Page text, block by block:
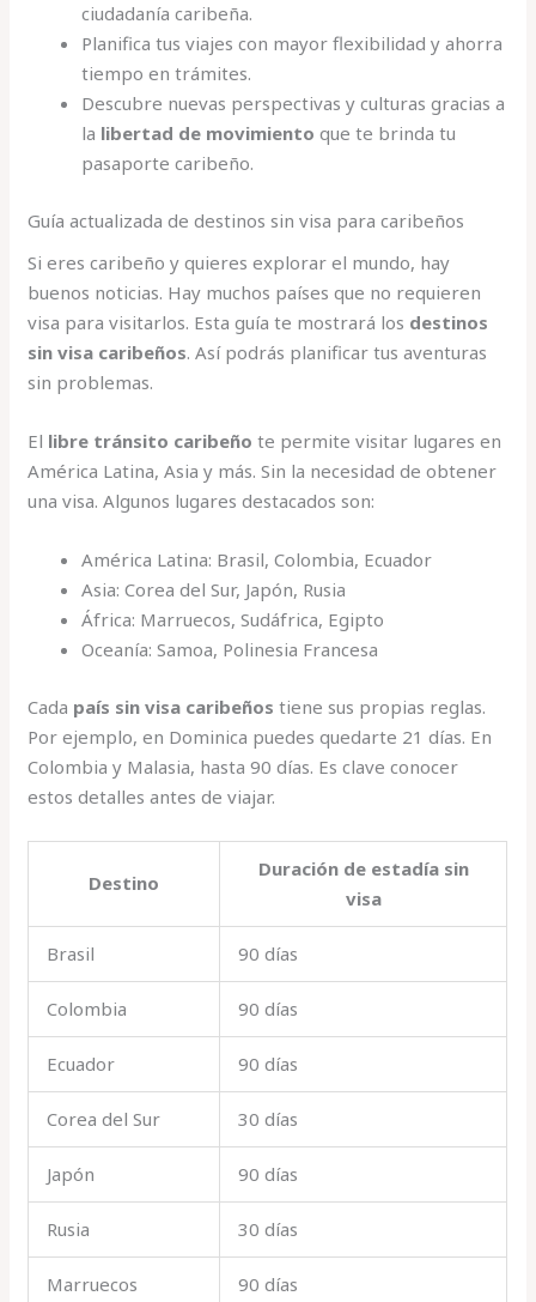
ciudadanía caribeña.
Planifica tus viajes con mayor flexibilidad y ahorra
tiempo en trámites.
Descubre nuevas perspectivas y culturas gracias a
la libertad de movimiento que te brinda tu
pasaporte caribeño.
Guía actualizada de destinos sin visa para caribeños
Si eres caribeño y quieres explorar el mundo, hay
buenos noticias. Hay muchos países que no requieren
visa para visitarlos. Esta guía te mostrará los destinos
sin visa caribeños. Así podrás planificar tus aventuras
sin problemas.
El libre tránsito caribeño te permite visitar lugares en
América Latina, Asia y más. Sin la necesidad de obtener
una visa. Algunos lugares destacados son:
América Latina: Brasil, Colombia, Ecuador
Asia: Corea del Sur, Japón, Rusia
África: Marruecos, Sudáfrica, Egipto
Oceanía: Samoa, Polinesia Francesa
Cada país sin visa caribeños tiene sus propias reglas.
Por ejemplo, en Dominica puedes quedarte 21 días. En
Colombia y Malasia, hasta 90 días. Es clave conocer
estos detalles antes de viajar.
Destino
Duración de estadía sin
visa
Brasil 90 días
Colombia 90 días
Ecuador 90 días
Corea del Sur 30 días
Japón 90 días
Rusia 30 días
Marruecos 90 días